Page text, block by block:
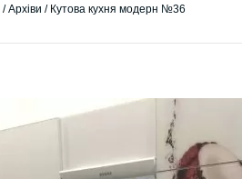
/Архіви / Кутова кухня модерн №36